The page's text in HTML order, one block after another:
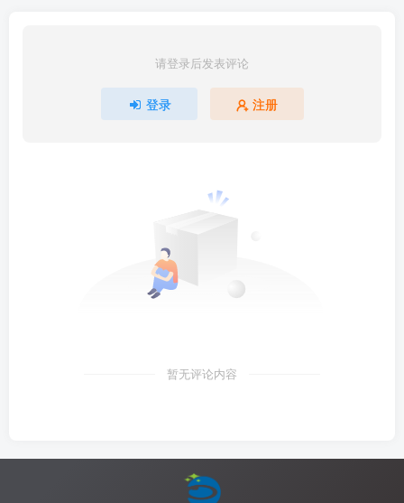
请登录后发表评论
登录 注册
暂无评论内容